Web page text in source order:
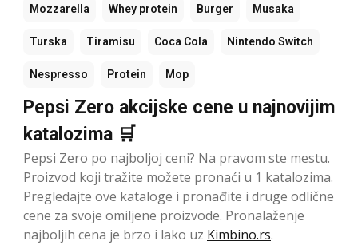
Mozzarella Whey protein Burger Musaka
Turska Tiramisu Coca Cola Nintendo Switch
Nespresso Protein Mop
Pepsi Zero akcijske cene u najnovijim
katalozima 🛒
Pepsi Zero po najboljoj ceni? Na pravom ste mestu.
Proizvod koji tražite možete pronaći u 1 katalozima.
Pregledajte ove kataloge i pronađite i druge odlične
cene za svoje omiljene proizvode. Pronalaženje
najboljih cena je brzo i lako uz Kimbino.rs.